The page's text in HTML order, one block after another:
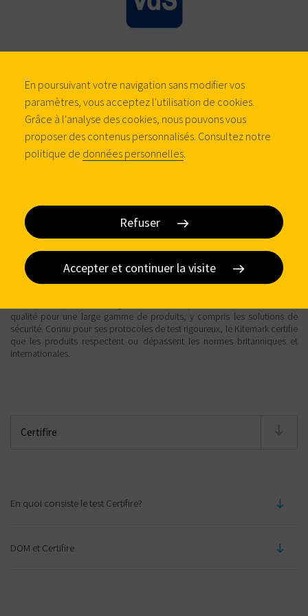
Certification complète
internationalement pour tester la résistance au feu, la sécurité et la
prévention contre les catastrophes naturelles. Les produits portant la
marque VdS ont fait l'objet d'un processus d'évaluation complet,
garantissant leur conformité aux normes de sécurité et de qualité les plus
strictes.
Certification pour le marché britannique
qualité pour une large gamme de produits, y compris les solutions de
sécurité. Connu pour ses protocoles de test rigoureux, le Kitemark certifie
que les produits respectent ou dépassent les normes britanniques et
internationales.
En quoi consiste le test Certifire?
produit est résistant au feu ou non. Cependant, Certifire
DOM et Certifire
En poursuivant votre navigation sans modifier vos
paramètres, vous acceptez l'utilisation de cookies.
Grâce à l'analyse des cookies, nous pouvons vous
proposer des contenus personnalisés. Consultez notre
politique de données personnelles
Refuser
Accepter et continuer la visite